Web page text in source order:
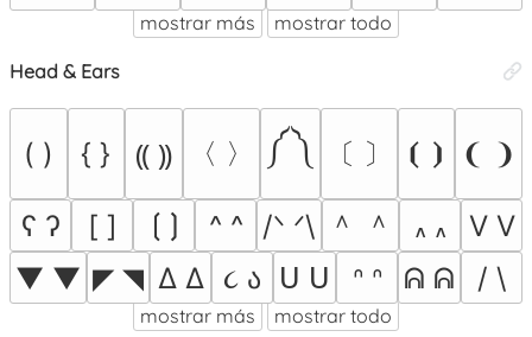
mostrar más mostrar todo
Head & Ears
( ) { } ⸨ ⸩ 〈 〉 ༼ ༽ 〔 〕 ⦗ ⦘ ❨ ❩
ʕ ʔ [ ] ⟮ ⟯ ^ ^ /ᐠ ᐟ\ ＾ ＾ ៱ ៱
V V
▼ ▼ ◤ ◥ Δ Δ ૮ ა ᑌ ᑌ ᐢ ᐢ ᕱ ᕱ / \
mostrar más mostrar todo